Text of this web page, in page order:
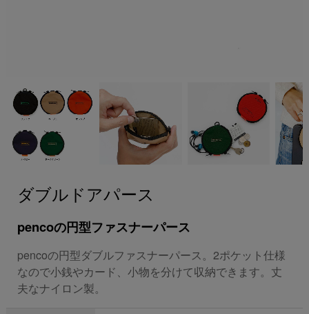
ダブルドアパース
pencoの円型ファスナーパース
pencoの円型ダブルファスナーパース。2ポケット仕様
なので小銭やカード、小物を分けて収納できます。丈
夫なナイロン製。